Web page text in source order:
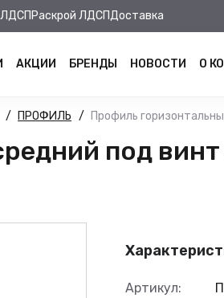
ЛДСП Раскрой ЛДСПДоставка
АКЦИИ БРЕНДЫ НОВОСТИ О
ПРОФИЛЬ Профиль
под
Артикул: